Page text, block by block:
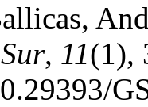
, 11(1),